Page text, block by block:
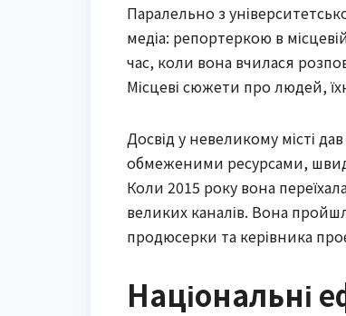
Паралельно з
медіа: репортеркою в
час, коли вона вчилася
Місцеві сюжети про людей,
Досвід у невеликому місті
обмеженими ресурсами,
Коли 2015 року вона
великих каналів. Вона
продюсерки та керівника
Національні